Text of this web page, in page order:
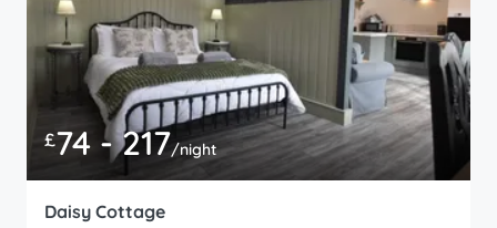
£74 - 217/night
Daisy Cottage